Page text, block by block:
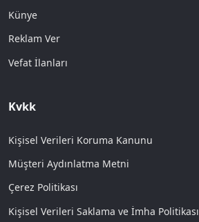
Künye
Reklam Ver
Vefat İlanları
Kvkk
Kişisel Verileri Koruma Kanunu
Müşteri Aydınlatma Metni
Çerez Politikası
Kişisel Verileri Saklama ve İmha Politikası